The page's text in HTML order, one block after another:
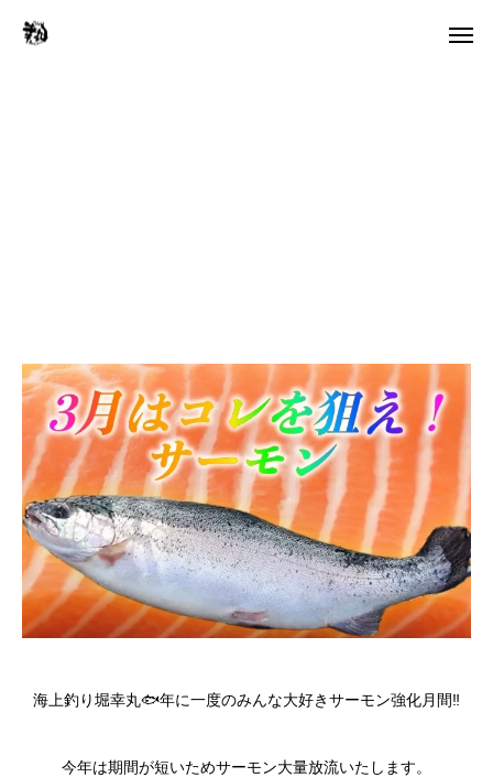
海上釣り堀幸丸🐟年に一度のみんな大好きサーモン強化月間‼︎
今年は期間が短いためサーモン大量放流いたします。